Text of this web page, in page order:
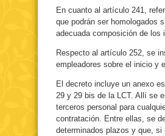
En cuanto al artículo 241,
que podrán ser homologados
adecuada composición de los
Respecto al artículo 252, se
empleadores sobre el inicio y
El decreto incluye un anexo
29 y 29 bis de la LCT. Allí se
terceros personal para
contratación. Entre ellas, se
determinados plazos y que, si